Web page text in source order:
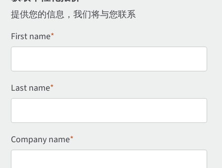
提供您的信息，我们将与您联系
First name*
Last name*
Company name*